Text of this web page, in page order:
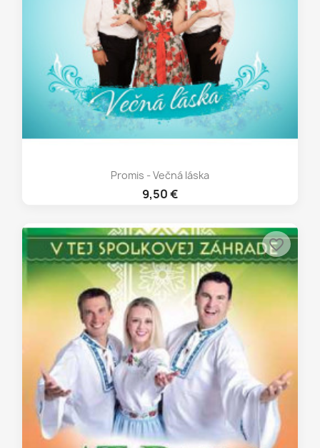
Promis - Večná láska
9,50 €
favorite_border